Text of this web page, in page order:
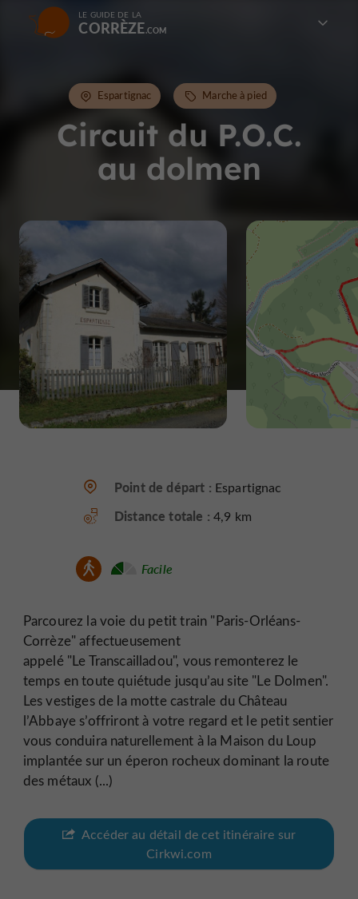
LE GUIDE DE LA
CORRÈZE
Circuit du P.O.C.
au dolmen
Espartignac Marche à pied
Point de départ : Espartignac
Distance totale : 4,9 km
Facile
Parcourez la voie du petit train "Paris-Orléans-
Corrèze" affectueusement
appelé "Le Transcailladou", vous remonterez le
temps en toute quiétude jusqu’au site "Le Dolmen".
Les vestiges de la motte castrale du Château
l’Abbaye s’offriront à votre regard et le petit sentier
vous conduira naturellement à la Maison du Loup
implantée sur un éperon rocheux dominant la route
des métaux (...)
Accéder au détail de cet itinéraire sur
Cirkwi.com